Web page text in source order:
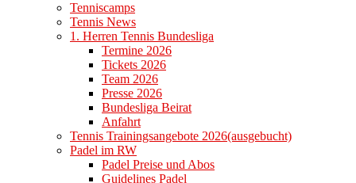
Tenniscamps
Tennis News
1. Herren Tennis Bundesliga
Termine 2026
Tickets 2026
Team 2026
Presse 2026
Bundesliga Beirat
Anfahrt
Tennis Trainingsangebote 2026(ausgebucht)
Padel im RW
Padel Preise und Abos
Guidelines Padel